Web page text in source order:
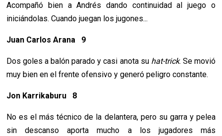
Acompañó bien a Andrés dando continuidad al juego o
iniciándolas. Cuando juegan los jugones...
Juan Carlos Arana 9
Dos goles a balón parado y casi anota su hat-trick. Se movió
muy bien en el frente ofensivo y generó peligro constante.
Jon Karrikaburu 8
No es el más técnico de la delantera, pero su garra y pelea
sin descanso aporta mucho a los jugadores más